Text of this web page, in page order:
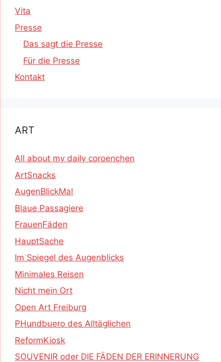
Vita
Presse
Das sagt die Presse
Für die Presse
Kontakt
ART
All about my daily coroenchen
ArtSnacks
AugenBlickMal
Blaue Passagiere
FrauenFäden
HauptSache
Im Spiegel des Augenblicks
Minimales Reisen
Nicht mein Ort
Open Art Freiburg
PHundbuero des Alltäglichen
ReformKiosk
SOUVENIR oder DIE FÄDEN DER ERINNERUNG